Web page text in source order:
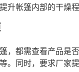
升帐篷内部的干燥
，都需查看产品是
。同时，要求厂家